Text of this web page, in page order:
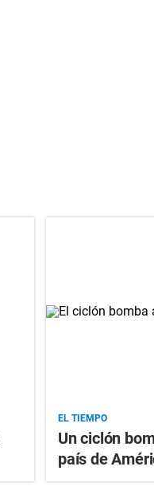
EL TIEMPO
Un ciclón
país de